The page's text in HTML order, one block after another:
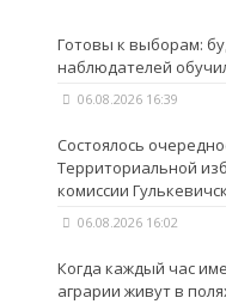
Готовы к выборам:
наблюдателей
06.08.2026 16:39
Состоялось
Территориальной
комиссии
06.08.2026 16:02
Когда каждый час
аграрии живут в